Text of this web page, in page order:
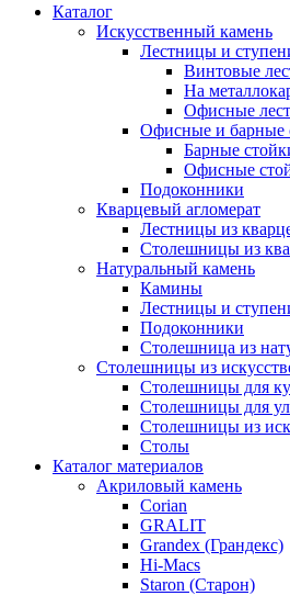
Каталог
Искусственный камень
Лестницы и
Винтовые
На
Офисные
Офисные и барные
Барные
Офисные
Подоконники
Кварцевый агломерат
Лестницы из
Столешницы из
Натуральный камень
Камины
Лестницы и
Подоконники
Столешница из
Столешницы из
Столешницы для
Столешницы для
Столешницы из
Столы
Каталог материалов
Акриловый камень
Corian
GRALIT
Grandex (Грандекс)
Hi-Macs
Staron (Старон)